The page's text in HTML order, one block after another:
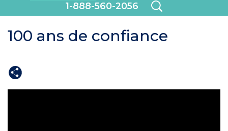
1-888-560-2056
100 ans de confiance